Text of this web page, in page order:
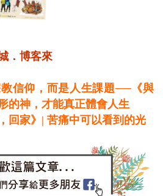
． 博客來
信仰，而是人生課題──《與
的神，才能真正體會人生
回家》| 苦痛中可以看到的光